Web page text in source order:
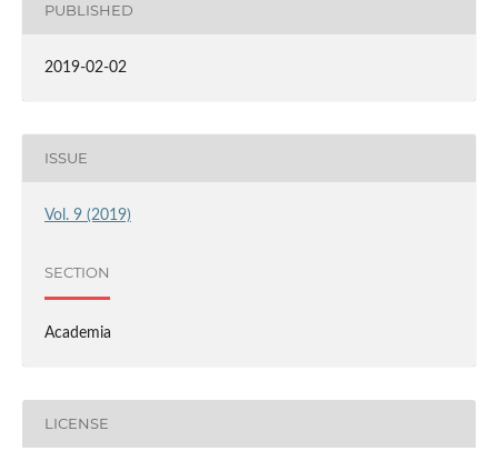
PUBLISHED
2019-02-02
ISSUE
Vol. 9 (2019)
SECTION
Academia
LICENSE